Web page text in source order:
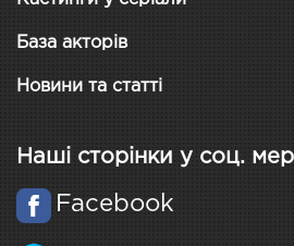
База акторів
Новини та статті
Наші сторінки у соц.
Facebook